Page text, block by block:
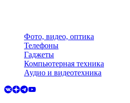
Фото, видео, оптика
Телефоны
Гаджеты
Компьютерная техника
Аудио и видеотехника